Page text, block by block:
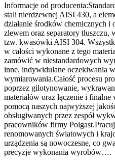
Informacje od
stali nierdzewnej AISI 430, a
działanie środków chemicznych i
zlewem oraz separatory
tzw. kwasówki AISI 304.
w całości wykonane z tego
zamówić w niestandardowych
inne, indywidulane oczekiwania
wymiarowania.Całość procesu
poprzez gilotynowanie,
materiałów oraz łączenie i
pomocą naszych najwyższej
obsługiwanych przez zespół
pracowników firmy
renomowanych światowych i
urządzenia są nowoczesne, co
precyzje wykonania wyrobów….